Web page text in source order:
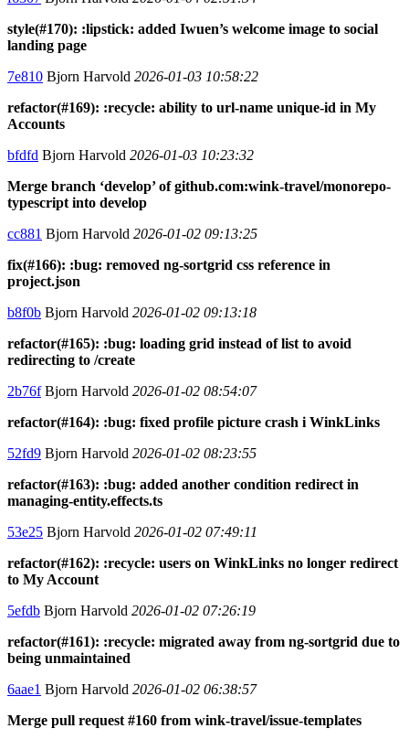
style(#170): :lipstick: added Iwuen’s welcome image to social
landing page
7e810 Bjorn Harvold 2026-01-03 10:58:22
refactor(#169): :recycle: ability to url-name unique-id in My
Accounts
bfdfd Bjorn Harvold 2026-01-03 10:23:32
Merge branch ‘develop’ of github.com:wink-travel/monorepo-
typescript into develop
cc881 Bjorn Harvold 2026-01-02 09:13:25
fix(#166): :bug: removed ng-sortgrid css reference in
project.json
b8f0b Bjorn Harvold 2026-01-02 09:13:18
refactor(#165): :bug: loading grid instead of list to avoid
redirecting to /create
2b76fBjorn Harvold 2026-01-02 08:54:07
refactor(#164): :bug: fixed profile picture crash i WinkLinks
52fd9 Bjorn Harvold 2026-01-02 08:23:55
refactor(#163): :bug: added another condition redirect in
managing-entity.effects.ts
53e25 Bjorn Harvold 2026-01-02 07:49:11
refactor(#162): :recycle: users on WinkLinks no longer redirect
to My Account
5efdb Bjorn Harvold 2026-01-02 07:26:19
refactor(#161): :recycle: migrated away from ng-sortgrid due to
being unmaintained
6aae1 Bjorn Harvold 2026-01-02 06:38:57
Merge pull request #160 from wink-travel/issue-templates